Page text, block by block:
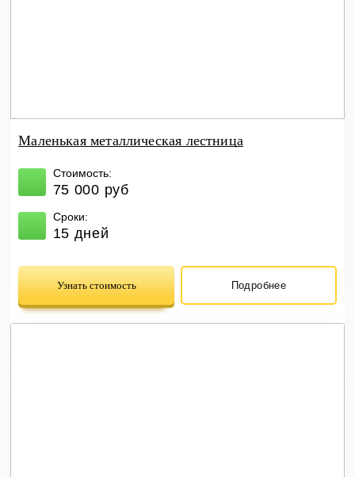
Маленькая металлическая лестница
Стоимость:
75 000 руб
Сроки:
15 дней
Узнать стоимость Подробнее